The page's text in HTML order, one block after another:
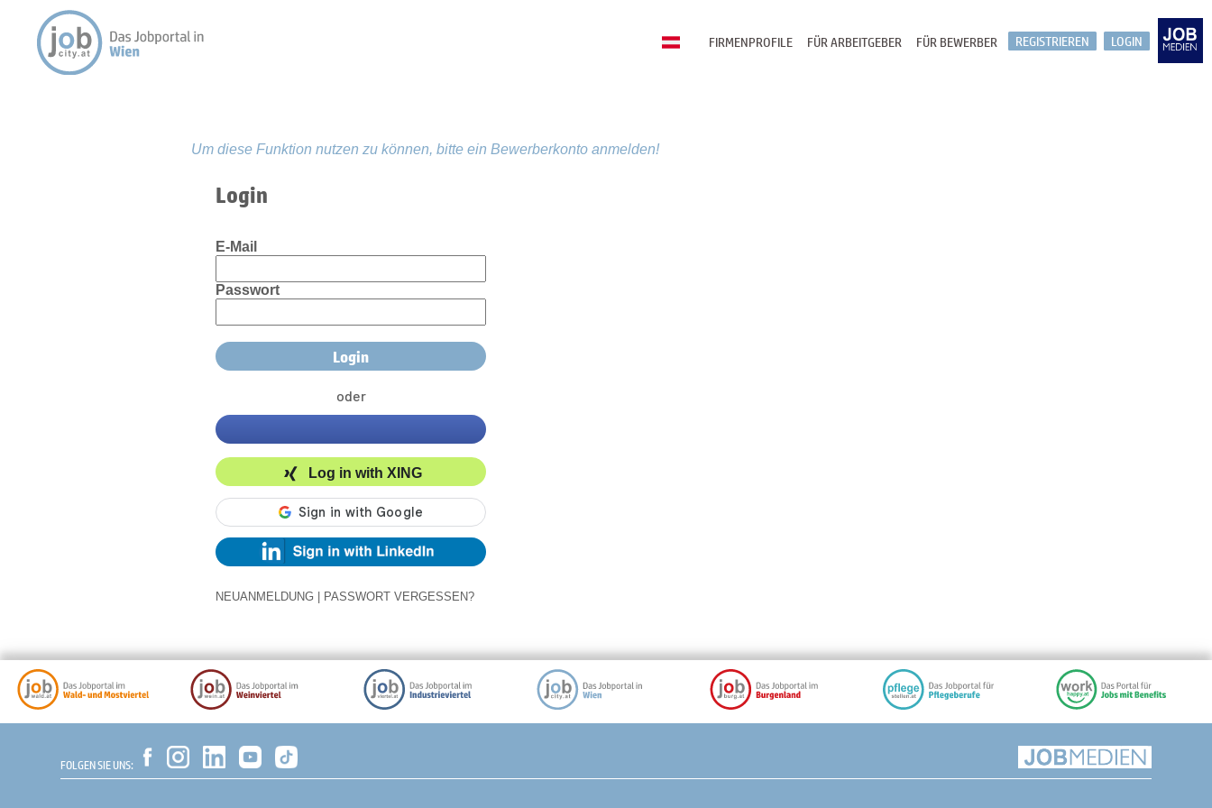
LOGIN
REGISTRIEREN
FÜR BEWERBER
FÜR ARBEITGEBER
FIRMENPROFILE
Um diese Funktion nutzen zu können, bitte ein Bewerberkonto anmelden!
Login
E-Mail
Passwort
oder
Log in with XING
NEUANMELDUNG PASSWORT VERGESSEN?
FOLGEN SIE UNS: